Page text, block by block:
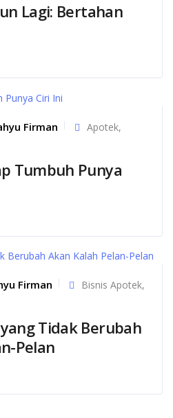
Lagi: Bertahan
Firman Apotek,
Tumbuh Punya
Firman Bisnis Apotek,
Tidak Berubah
Pelan